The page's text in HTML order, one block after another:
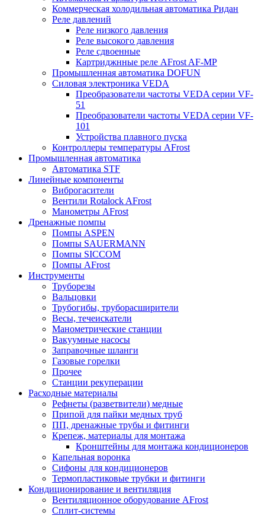
Коммерческая холодильная автоматика Ридан
Реле давлений
Реле низкого давления
Реле высокого давления
Реле сдвоенные
Картриджнные реле AFrost AF-MP
Промышленная автоматика DOFUN
Силовая электроника VEDA
Преобразователи частоты VEDA серии VF-
51
Преобразователи частоты VEDA серии VF-
101
Устройства плавного пуска
Контроллеры температуры AFrost
Промышленная автоматика
Автоматика STF
Линейные компоненты
Виброгасители
Вентили Rotalock AFrost
Манометры AFrost
Дренажные помпы
Помпы ASPEN
Помпы SAUERMANN
Помпы SICCOM
Помпы AFrost
Инструменты
Труборезы
Вальцовки
Трубогибы, труборасширители
Весы, течеискатели
Манометрические станции
Вакуумные насосы
Заправочные шланги
Газовые горелки
Прочее
Станции рекуперации
Расходные материалы
Рефнеты (разветвители) медные
Припой для пайки медных труб
ПП, дренажные трубы и фитинги
Крепеж, материалы для монтажа
Кронштейны для монтажа кондиционеров
Капельная воронка
Сифоны для кондиционеров
Термопластиковые трубки и фитинги
Кондиционирование и вентиляция
Вентиляционное оборудование AFrost
Сплит-системы